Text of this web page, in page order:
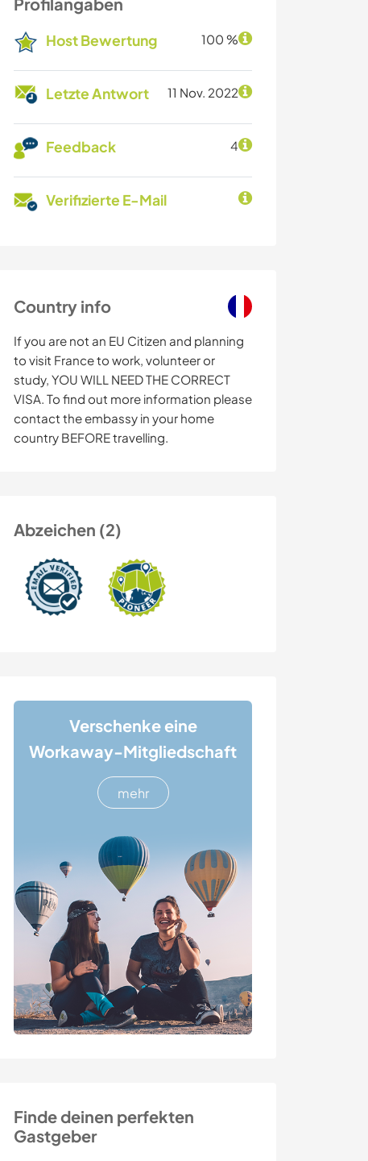
Host Bewertung 100 %
Letzte Antwort 11 Nov. 2022
Feedback 4
Verifizierte E-Mail
Country info
If you are not an EU Citizen and planning
to visit France to work, volunteer or
study, YOU WILL NEED THE CORRECT
VISA. To find out more information please
contact the embassy in your home
country BEFORE travelling.
Abzeichen (2)
Verschenke eine
Workaway-Mitgliedschaft
mehr
Finde deinen perfekten
Gastgeber